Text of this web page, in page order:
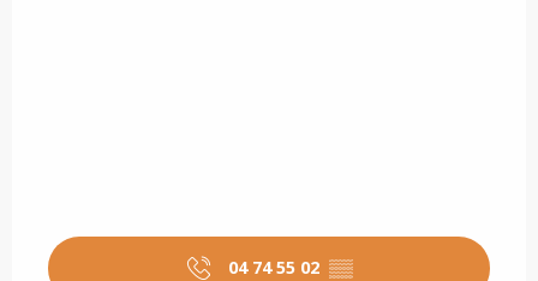
04 74 55 02 ▒▒